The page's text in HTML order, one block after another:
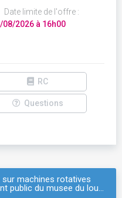
Date limite de l'offre :
08/2026 à 16h00
RC
Questions
machines rotatives
public du musee du lou…